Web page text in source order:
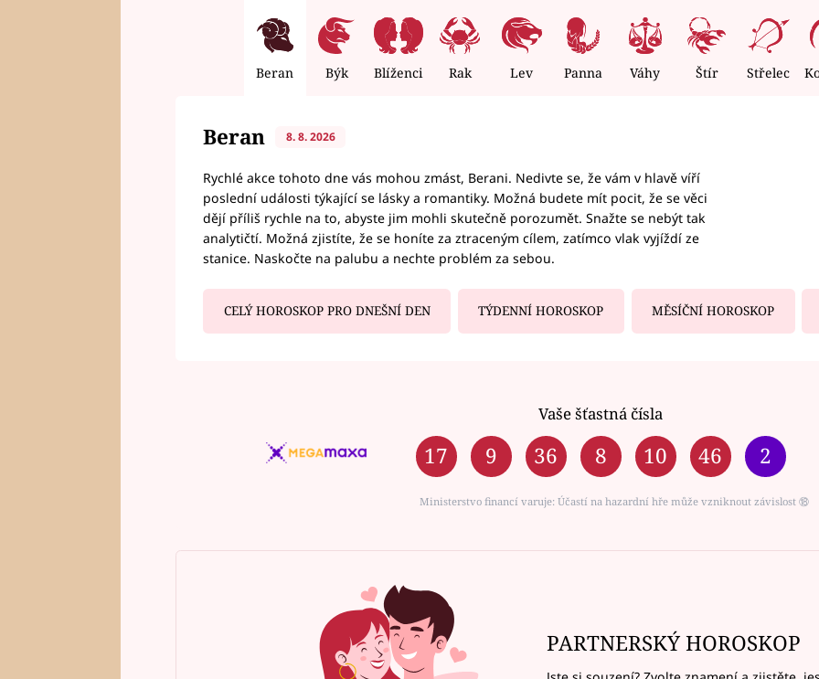
Beran Býk Blíženci Rak Lev Panna Váhy Štír Střelec
Beran 8. 8. 2026
Rychlé akce tohoto dne vás mohou zmást, Berani. Nedivte se, že vám v hlavě víří
poslední události týkající se lásky a romantiky. Možná budete mít pocit, že se věci
dějí příliš rychle na to, abyste jim mohli skutečně porozumět. Snažte se nebýt tak
analytičtí. Možná zjistíte, že se honíte za ztraceným cílem, zatímco vlak vyjíždí ze
stanice. Naskočte na palubu a nechte problém za sebou.
CELÝ HOROSKOP PRO DNEŠNÍ DEN TÝDENNÍ HOROSKOP MĚSÍČNÍ HOROSKOP
Vaše šťastná čísla
17 9 36 8 10 46 2
Ministerstvo financí varuje: Účastí na hazardní hře může vzniknout závislost ⑱
PARTNERSKÝ HOROSKOP